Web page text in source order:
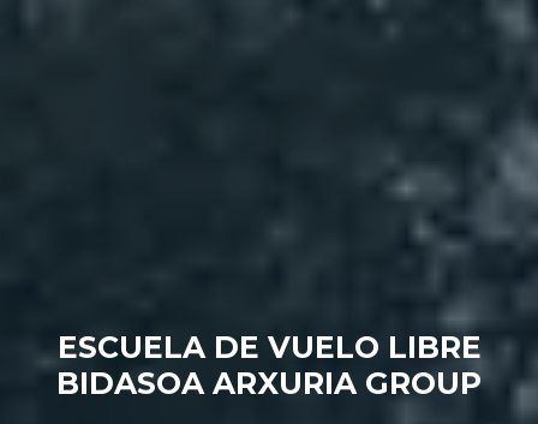
ESCUELA DE VUELO LIBRE
BIDASOA ARXURIA GROUP